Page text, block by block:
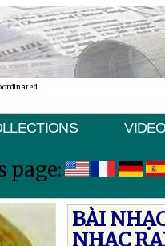
page:
BÀI
NHẠC